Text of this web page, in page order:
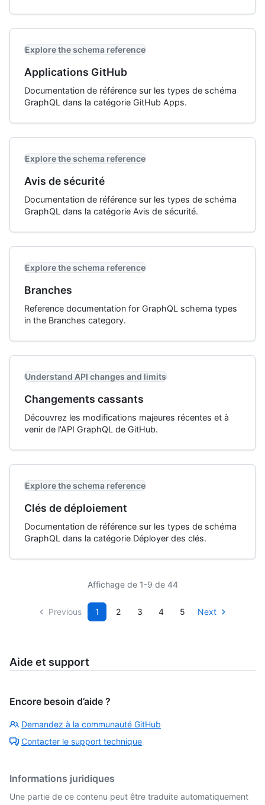
Explore the schema reference
Applications GitHub
Documentation de référence sur les types de schéma
GraphQL dans la catégorie GitHub Apps.
Explore the schema reference
Avis de sécurité
Documentation de référence sur les types de schéma
GraphQL dans la catégorie Avis de sécurité.
Explore the schema reference
Branches
Reference documentation for GraphQL schema types
in the Branches category.
Understand API changes and limits
Changements cassants
Découvrez les modifications majeures récentes et à
venir de l'API GraphQL de GitHub.
Explore the schema reference
Clés de déploiement
Documentation de référence sur les types de schéma
GraphQL dans la catégorie Déployer des clés.
Affichage de 1-9 de 44
Previous 1 2 3 4 5 Next
Aide et support
Encore besoin d’aide ?
Demandez à la communauté GitHub
Contacter le support technique
Informations juridiques
Une partie de ce contenu peut être traduite automatiquement